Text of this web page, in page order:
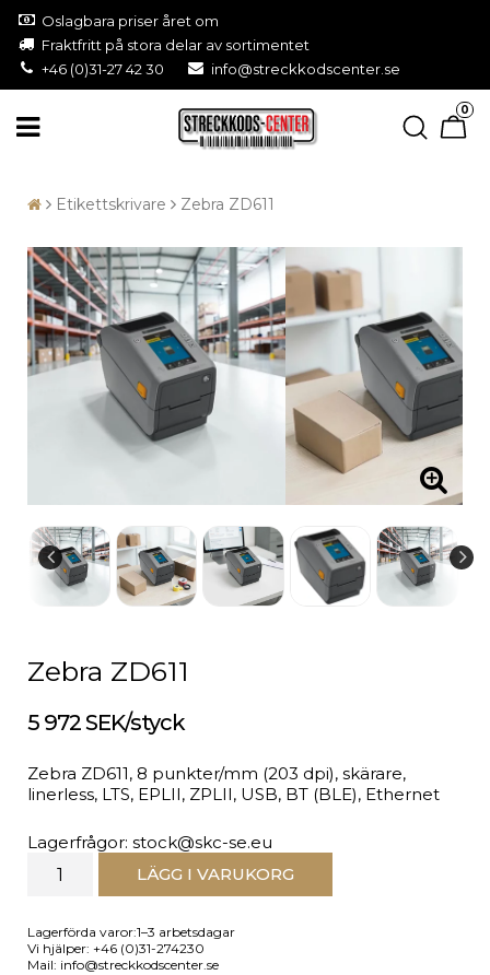
Oslagbara priser året om
Fraktfritt på stora delar av sortimentet
+46 (0)31-27 42 30
info@streckkodscenter.se
0
Etikettskrivare Zebra ZD611
Zebra ZD611
5 972 SEK/styck
Zebra ZD611, 8 punkter/mm (203 dpi), skärare,
linerless, LTS, EPLII, ZPLII, USB, BT (BLE), Ethernet
Lagerfrågor: stock@skc-se.eu
LÄGG I VARUKORG
Lagerförda varor:1–3 arbetsdagar
Vi hjälper: +46 (0)31-274230
Mail: info@streckkodscenter.se